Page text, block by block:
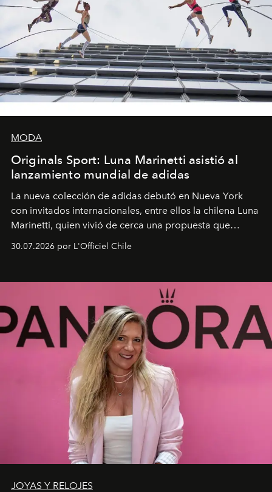
MODA
Originals Sport: Luna Marinetti asistió al
lanzamiento mundial de adidas
La nueva colección de adidas debutó en Nueva York
con invitados internacionales, entre ellos la chilena Luna
Marinetti, quien vivió de cerca una propuesta que
30.07.2026 por L'Officiel Chile
JOYAS Y RELOJES